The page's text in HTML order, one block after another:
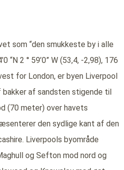
som “den smukkeste by i alle
“N 2 ° 59’0” W (53,4, -2,98), 176
for London, er byen Liverpool
af sandsten stigende til
(70 meter) over havets
den sydlige kant af den
Liverpools byområde
og Sefton mod nord og